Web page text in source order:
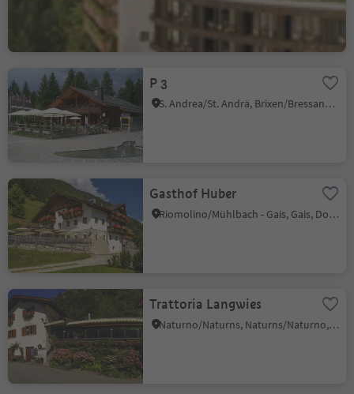
Niveau de durabilité 2
P 3
S. Andrea/St. Andrä, Brixen/Bressanone, Brixen/Bressanone and environs
Gasthof Huber
Riomolino/Mühlbach - Gais, Gais, Dolomites Region Kronplatz/Plan de Corones
Trattoria Langwies
Naturno/Naturns, Naturns/Naturno, Meran/Merano and environs